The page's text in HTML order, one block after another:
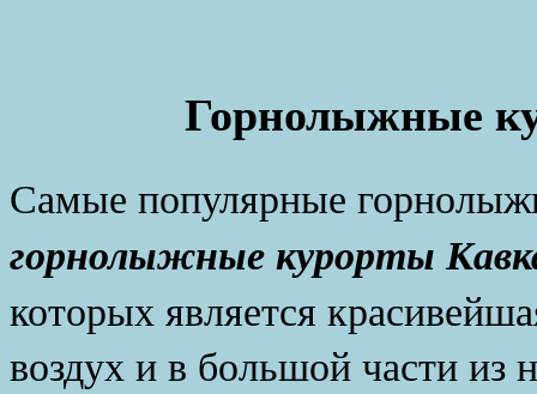
Горнолыжные
Самые популярные
горнолыжные курорты
которых является
воздух и в большой части из